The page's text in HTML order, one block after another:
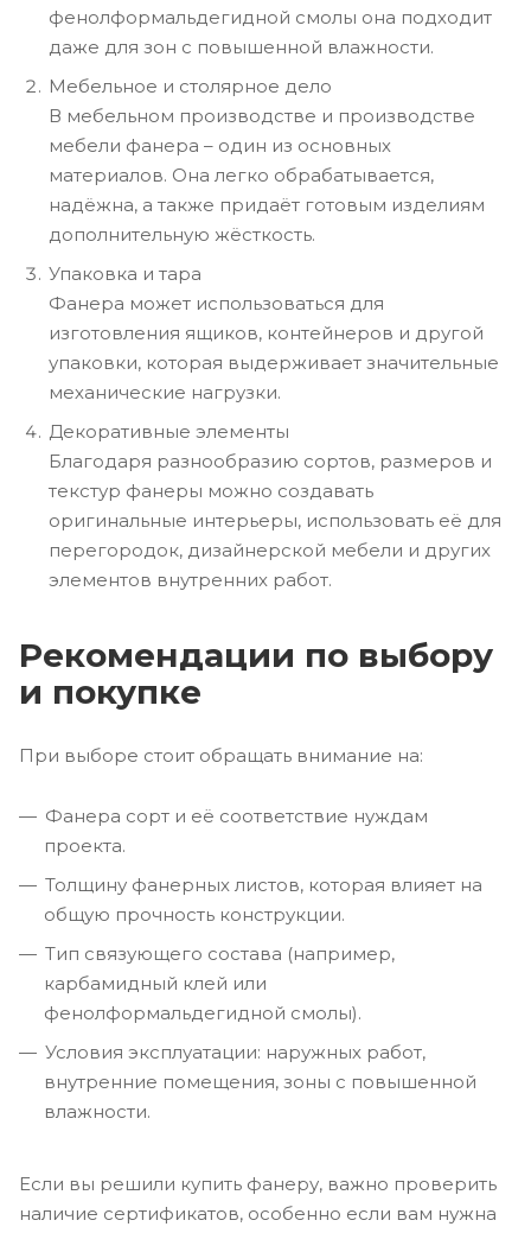
фенолформальдегидной смолы она подходит
даже для зон с повышенной влажности.
Мебельное и столярное дело
В мебельном производстве и производстве
мебели фанера – один из основных
материалов. Она легко обрабатывается,
надёжна, а также придаёт готовым изделиям
дополнительную жёсткость.
Упаковка и тара
Фанера может использоваться для
изготовления ящиков, контейнеров и другой
упаковки, которая выдерживает значительные
механические нагрузки.
Декоративные элементы
Благодаря разнообразию сортов, размеров и
текстур фанеры можно создавать
оригинальные интерьеры, использовать её для
перегородок, дизайнерской мебели и других
элементов внутренних работ.
Рекомендации по выбору
и покупке
При выборе стоит обращать внимание на:
Фанера сорт и её соответствие нуждам
проекта.
Толщину фанерных листов, которая влияет на
общую прочность конструкции.
Тип связующего состава (например,
карбамидный клей или
фенолформальдегидной смолы).
Условия эксплуатации: наружных работ,
внутренние помещения, зоны с повышенной
влажности.
Если вы решили купить фанеру, важно проверить
наличие сертификатов, особенно если вам нужна